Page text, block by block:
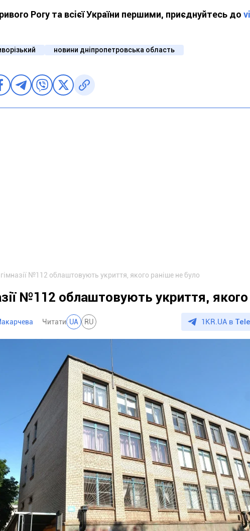
Рогу та всієї України першими, приєднуйтесь до
новини дніпропетровська область
№112 облаштовують укриття, якого раніше не було
№112 облаштовують укриття,
Читати UA RU 1KR.UA в